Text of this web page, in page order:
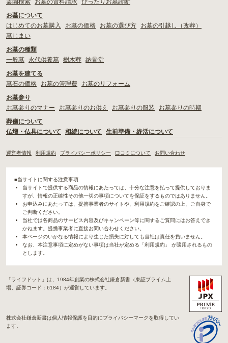
霊園検索
お墓の資料請求 ぴったりお墓診断
お墓について
はじめてのお墓購入
お墓の価格 お墓の選び方
お墓の引越し（改葬）
墓じまい
お墓の種類
一般墓
永代供養墓 樹木葬 納骨堂
お墓を建てる
墓石の価格
お墓の管理費
お墓のリフォーム
お墓参り
お墓参りのマナー
お墓参りのお供え お墓参りの服装
お墓参りの時期
葬儀について
仏壇・仏具について
相続について 生前準備・終活について
運営者情報 利用規約 プライバシーポリシー 口コミについて お問い合わせ
■当サイトに関する注意事項
当サイトで提供する商品の情報にあたっては、十分な注意を払って提供しておりま
すが、情報の正確性その他一切の事項についてを保証をするものではありません。
お申込みにあたっては、提携事業者のサイトや、利用規約をご確認の上、ご自身で
ご判断ください。
当社では各商品のサービス内容及びキャンペーン等に関するご質問にはお答えでき
かねます。提携事業者に直接お問い合わせください。
本ページのいかなる情報により生じた損失に対しても当社は責任を負いません。
なお、本注意事項に定めがない事項は当社が定める「利用規約」 が適用されるもの
とします。
「ライフドット」は、1984年創業の株式会社鎌倉新書（東証プライム上
場、証券コード：6184）が運営しています。
株式会社鎌倉新書は個人情報保護を目的にプライバシーマークを取得してい
ます。